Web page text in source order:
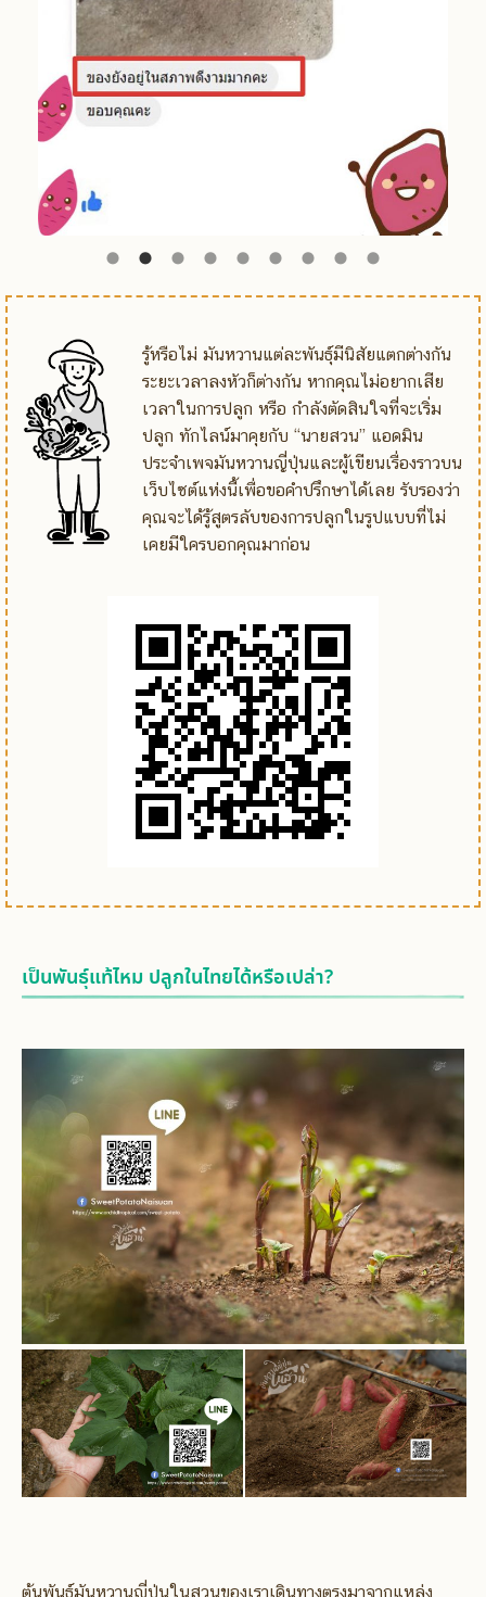
รู้หรือไม่ มันหวานแต่ละพันธุ์มีนิสัยแตกต่างกัน
ระยะเวลาลงหัวก็ต่างกัน หากคุณไม่อยากเสีย
เวลาในการปลูก หรือ กำลังตัดสินใจที่จะเริ่ม
ปลูก ทักไลน์มาคุยกับ “นายสวน” แอดมิน
ประจำเพจมันหวานญี่ปุ่นและผู้เขียนเรื่องราวบน
เว็บไซต์แห่งนี้เพื่อขอคำปรึกษาได้เลย รับรองว่า
คุณจะได้รู้สูตรลับของการปลูกในรูปแบบที่ไม่
เคยมีใครบอกคุณมาก่อน
เป็นพันธุ์แท้ไหม ปลูกในไทยได้หรือเปล่า?
ต้นพันธุ์มันหวานญี่ปุ่นในสวนของเราเดินทางตรงมาจากแหล่ง